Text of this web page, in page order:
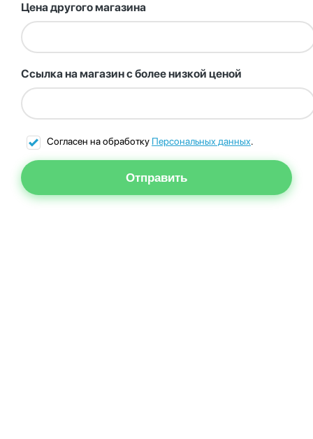
Цена другого магазина
Ссылка на магазин с более низкой ценой
Согласен на обработку Персональных данных.
Отправить